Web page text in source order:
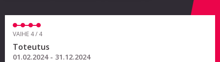
VAIHE 4 / 4
Toteutus
01.02.2024 - 31.12.2024